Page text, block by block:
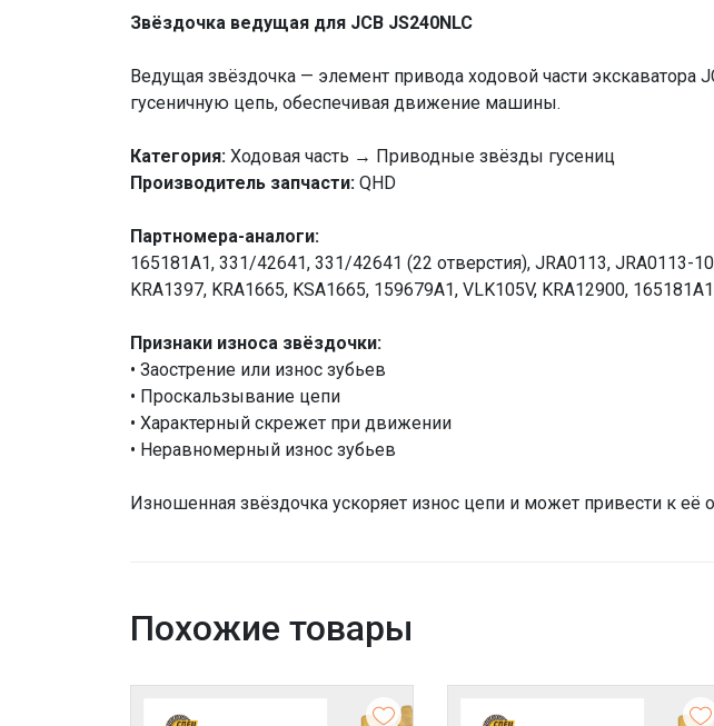
Звёздочка ведущая для JCB JS240NLC
Ведущая звёздочка — элемент привода ходовой части экскаватора
гусеничную цепь, обеспечивая движение машины.
Категория: Ходовая часть → Приводные звёзды гусениц
Производитель запчасти: QHD
Партномера-аналоги:
165181A1, 331/42641, 331/42641 (22 отверстия), JRA0113, JRA0113-
KRA1397, KRA1665, KSA1665, 159679A1, VLK105V, KRA12900, 165181A1
Признаки износа звёздочки:
• Заострение или износ зубьев
• Проскальзывание цепи
• Характерный скрежет при движении
• Неравномерный износ зубьев
Изношенная звёздочка ускоряет износ цепи и может привести к её
Похожие товары